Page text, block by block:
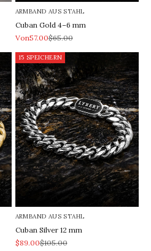
ARMBAND AUS STAHL
Cuban Gold 4–6 mm
REA-pris
Von57.00Pris
$65.00
15 SPEICHERN
ARMBAND AUS STAHL
Cuban Silver 12 mm
REA-pris
$89.00Pris
$105.00